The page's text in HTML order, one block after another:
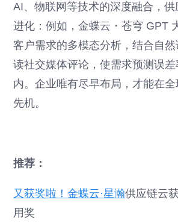
AI、物联网等技术的深度融合，
进化：例如，金蝶云・苍穹 GPT
客户需求的多模态分析，结合自
读社交媒体评论，使需求预测误
内。企业唯有尽早布局，才能在
先机。
推荐：
又获奖啦！金蝶云·星瀚供应链云
用奖